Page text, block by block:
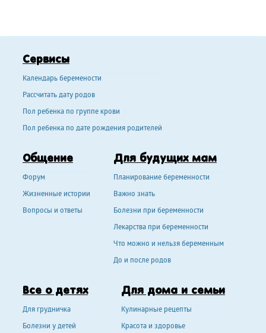
Сервисы
Календарь беремености
Рассчитать дату родов
Пол ребенка по группе крови
Пол ребенка по дате рождения родителей
Общение
Форум
Жизненные истории
Вопросы и ответы
Для будущих мам
Планирование беременности
Важно знать
Болезни при беременности
Лекарства при беременности
Что можно и нельзя беременным
До и после родов
Все о детях
Для грудничка
Болезни у детей
Для дома и семьи
Кулинарные рецепты
Красота и здоровье